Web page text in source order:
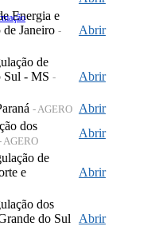
Energia e
Janeiro -
Abrir
de
Sul - MS -
Abrir
- AGERO Abrir
dos
AGERO
Abrir
de
e
Abrir
dos
do Sul
Abrir